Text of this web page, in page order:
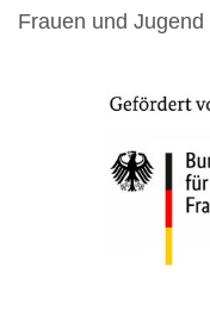
Frauen und Jugend